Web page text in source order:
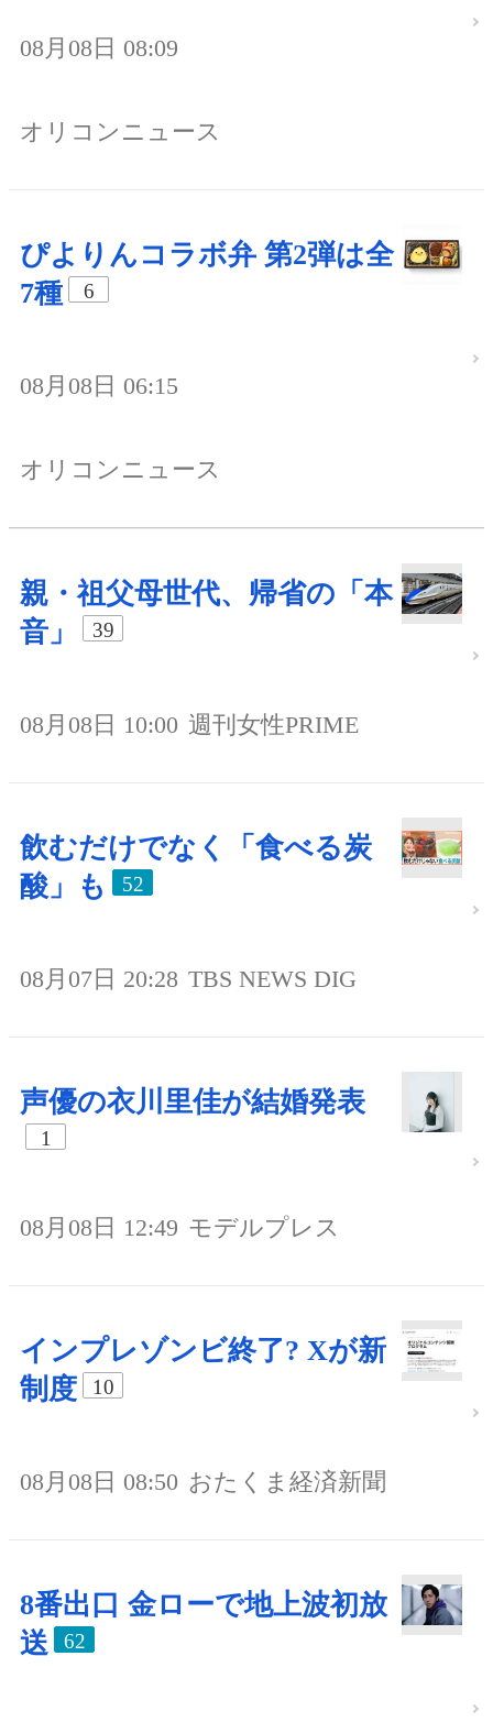
08月08日 08:09
オリコンニュース
ぴよりんコラボ弁 第2弾は全
7種
6
08月08日 06:15
オリコンニュース
親・祖父母世代、帰省の「本
音」
39
08月08日 10:00 週刊女性PRIME
飲むだけでなく「食べる炭
酸」も
52
08月07日 20:28 TBS NEWS DIG
声優の衣川里佳が結婚発表
1
08月08日 12:49 モデルプレス
インプレゾンビ終了? Xが新
制度
10
08月08日 08:50 おたくま経済新聞
8番出口 金ローで地上波初放
送
62